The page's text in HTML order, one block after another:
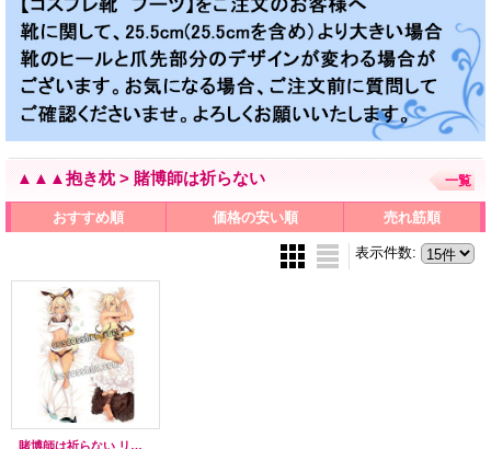
▲▲▲抱き枕 > 賭博師は祈らない 一覧
おすすめ順 価格の安い順 売れ筋順
表示件数:
賭博師は祈らない リーラ風 ●等身大 抱き枕カバー